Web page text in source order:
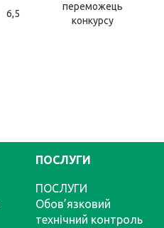
6,5
переможець
конкурсу
ПОСЛУГИ
ПОСЛУГИ
Обов’язковий
технічний контроль